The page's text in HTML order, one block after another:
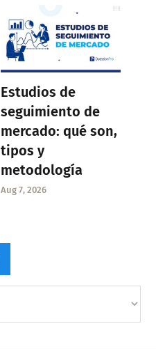
Estudios de
seguimiento de
mercado: qué son,
tipos y
metodología
Aug 7, 2026